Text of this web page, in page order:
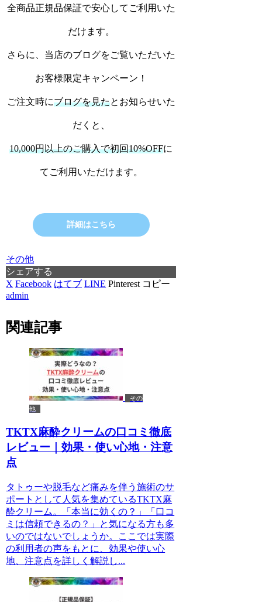
全商品正規品保証で安心してご利用いた
だけます。
さらに、当店のブログをご覧いただいた
お客様限定キャンペーン！
ご注文時にブログを見たとお知らせいた
だくと、
10,000円以上のご購入で初回10%OFFに
てご利用いただけます。
詳細はこちら
その他
シェアする
X Facebook はてブ LINE Pinterest コピー
admin
関連記事
その
他
TKTX麻酔クリームの口コミ徹底
レビュー｜効果・使い心地・注意
点
タトゥーや脱毛など痛みを伴う施術のサ
ポートとして人気を集めているTKTX麻
酔クリーム。「本当に効くの？」「口コ
ミは信頼できるの？」と気になる方も多
いのではないでしょうか。ここでは実際
の利用者の声をもとに、効果や使い心
地、注意点を詳しく解説し...